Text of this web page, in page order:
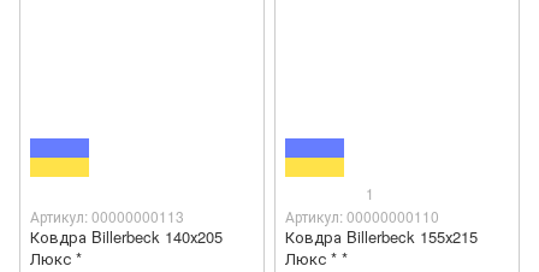
Артикул: 00000000113
Ковдра Billerbeck 140х205
Люкс *
1
Артикул: 00000000110
Ковдра Billerbeck 155х215
Люкс * *